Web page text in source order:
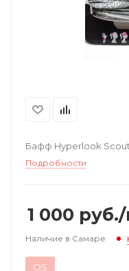
Бафф Hyperlook
Подробности
1 000 руб.
Наличие в Самаре
OS